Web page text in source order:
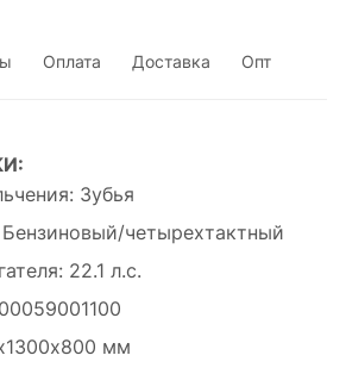
Оплата Доставка Опт
Зубья
Бензиновый/четырехтактный
22.1 л.с.
мм